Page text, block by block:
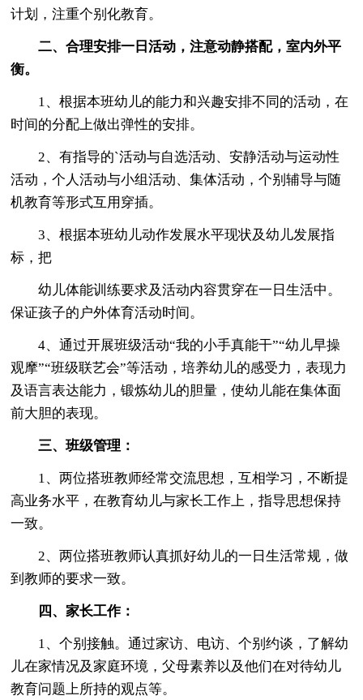
计划，注重个别化教育。
二、合理安排一日活动，注意动静搭配，室内外平
衡。
1、根据本班幼儿的能力和兴趣安排不同的活动，在
时间的分配上做出弹性的安排。
2、有指导的`活动与自选活动、安静活动与运动性
活动，个人活动与小组活动、集体活动，个别辅导与随
机教育等形式互用穿插。
3、根据本班幼儿动作发展水平现状及幼儿发展指
标，把
幼儿体能训练要求及活动内容贯穿在一日生活中。
保证孩子的户外体育活动时间。
4、通过开展班级活动“我的小手真能干”“幼儿早操
观摩”“班级联艺会”等活动，培养幼儿的感受力，表现力
及语言表达能力，锻炼幼儿的胆量，使幼儿能在集体面
前大胆的表现。
三、班级管理：
1、两位搭班教师经常交流思想，互相学习，不断提
高业务水平，在教育幼儿与家长工作上，指导思想保持
一致。
2、两位搭班教师认真抓好幼儿的一日生活常规，做
到教师的要求一致。
四、家长工作：
1、个别接触。通过家访、电访、个别约谈，了解幼
儿在家情况及家庭环境，父母素养以及他们在对待幼儿
教育问题上所持的观点等。